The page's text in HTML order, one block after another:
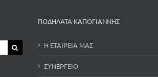
ΠΟΔΗΛΑΤΑ ΚΑΠΟΓΙΑΝΝΗΣ
Η ΕΤΑΙΡΕΙΑ ΜΑΣ
ΣΥΝΕΡΓΕΙΟ